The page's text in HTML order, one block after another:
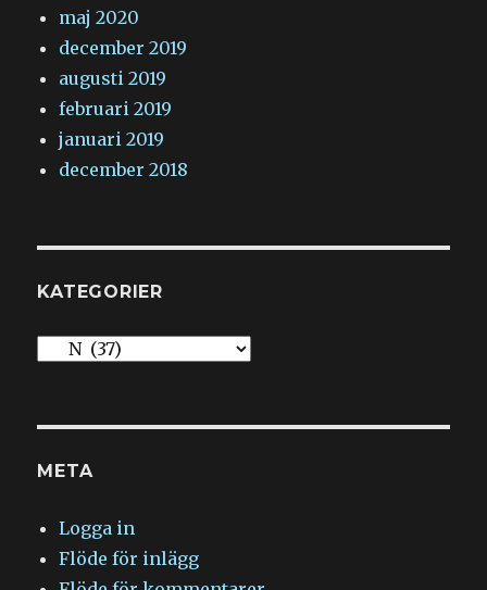
maj 2020
december 2019
augusti 2019
februari 2019
januari 2019
december 2018
KATEGORIER
Kategorier
META
Logga in
Flöde för inlägg